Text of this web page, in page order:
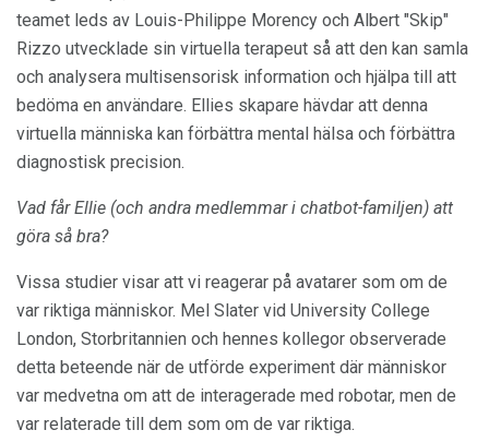
teamet leds av Louis-Philippe Morency och Albert "Skip"
Rizzo utvecklade sin virtuella terapeut så att den kan samla
och analysera multisensorisk information och hjälpa till att
bedöma en användare. Ellies skapare hävdar att denna
virtuella människa kan förbättra mental hälsa och förbättra
diagnostisk precision.
Vad får Ellie (och andra medlemmar i chatbot-familjen) att
göra så bra?
Vissa studier visar att vi reagerar på avatarer som om de
var riktiga människor. Mel Slater vid University College
London, Storbritannien och hennes kollegor observerade
detta beteende när de utförde experiment där människor
var medvetna om att de interagerade med robotar, men de
var relaterade till dem som om de var riktiga.